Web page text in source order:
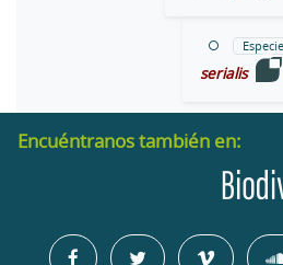
Especie
serialis
Encuéntranos también en: